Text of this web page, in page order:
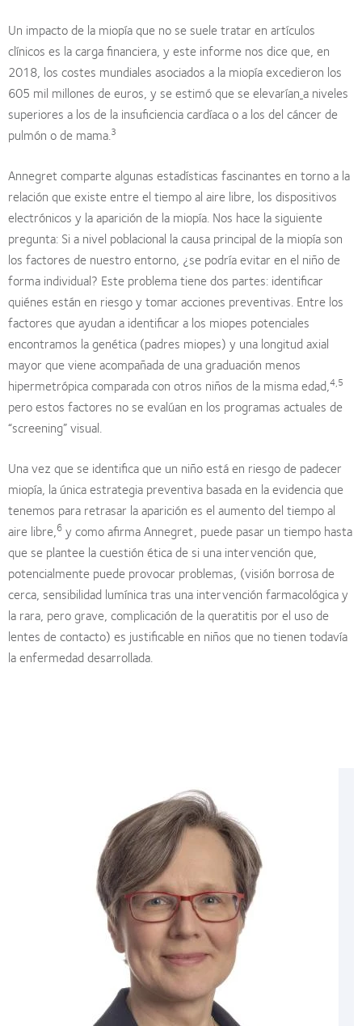
Un impacto de la miopía que no se suele tratar en artículos
clínicos es la carga financiera, y este informe nos dice que, en
2018, los costes mundiales asociados a la miopía excedieron los
605 mil millones de euros, y se estimó que se elevarían a niveles
superiores a los de la insuficiencia cardíaca o a los del cáncer de
pulmón o de mama.3
Annegret comparte algunas estadísticas fascinantes en torno a la
relación que existe entre el tiempo al aire libre, los dispositivos
electrónicos y la aparición de la miopía. Nos hace la siguiente
pregunta: Si a nivel poblacional la causa principal de la miopía son
los factores de nuestro entorno, ¿se podría evitar en el niño de
forma individual? Este problema tiene dos partes: identificar
quiénes están en riesgo y tomar acciones preventivas. Entre los
factores que ayudan a identificar a los miopes potenciales
encontramos la genética (padres miopes) y una longitud axial
mayor que viene acompañada de una graduación menos
hipermetrópica comparada con otros niños de la misma edad,4,5
pero estos factores no se evalúan en los programas actuales de
“screening” visual.
Una vez que se identifica que un niño está en riesgo de padecer
miopía, la única estrategia preventiva basada en la evidencia que
tenemos para retrasar la aparición es el aumento del tiempo al
aire libre,6 y como afirma Annegret, puede pasar un tiempo hasta
que se plantee la cuestión ética de si una intervención que,
potencialmente puede provocar problemas, (visión borrosa de
cerca, sensibilidad lumínica tras una intervención farmacológica y
la rara, pero grave, complicación de la queratitis por el uso de
lentes de contacto) es justificable en niños que no tienen todavía
la enfermedad desarrollada.